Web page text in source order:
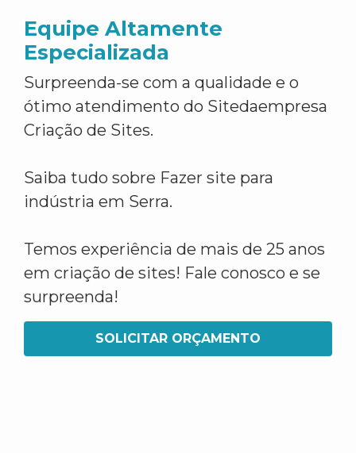
Equipe Altamente
Especializada
Surpreenda-se com a qualidade e o
ótimo atendimento do Sitedaempresa
Criação de Sites.
Saiba tudo sobre Fazer site para
indústria em Serra.
Temos experiência de mais de 25 anos
em criação de sites! Fale conosco e se
surpreenda!
SOLICITAR ORÇAMENTO